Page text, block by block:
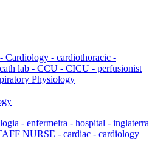
Cardiology - cardiothoracic -
lab - CCU - CICU - perfusionist
Physiology
- enfermeira - hospital - inglaterra
NURSE - cardiac - cardiology